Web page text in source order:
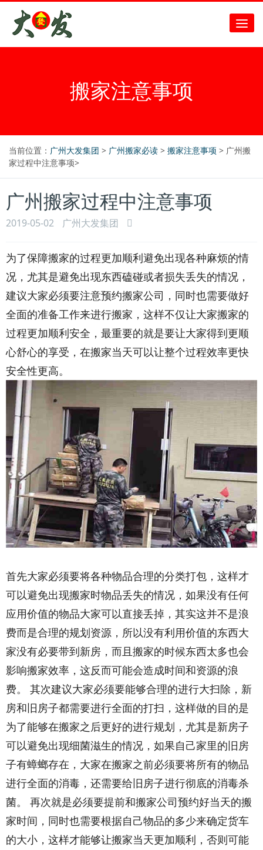
搬家注意事项
当前位置： 广州大发集团 > 广州搬家必读 > 搬家注意事项 > 广州搬
家过程中注意事项>
广州搬家过程中注意事项
2019-05-02 广州大发集团
为了保障搬家的过程更加顺利避免出现各种麻烦的情
况，尤其是避免出现东西磕碰或者损失丢失的情况，
建议大家必须要注意预约搬家公司，同时也需要做好
全面的准备工作来进行搬家，这样不仅让大家搬家的
过程更加顺利安全，最重要的就是要让大家得到更顺
心舒心的享受，在搬家当天可以让整个过程效率更快
安全性更高。
首先大家必须要将各种物品合理的分类打包，这样才
可以避免出现搬家时物品丢失的情况，如果没有任何
应用价值的物品大家可以直接丢掉，其实这并不是浪
费而是合理的规划资源，所以没有利用价值的东西大
家没有必要带到新房，而且搬家的时候东西太多也会
影响搬家效率，这反而可能会造成时间和资源的浪
费。 其次建议大家必须要能够合理的进行大扫除，新
房和旧房子都需要进行全面的打扫，这样做的目的是
为了能够在搬家之后更好的进行规划，尤其是新房子
可以避免出现细菌滋生的情况，如果自己家里的旧房
子有蟑螂存在，大家在搬家之前必须要将所有的物品
进行全面的消毒，还需要给旧房子进行彻底的消毒杀
菌。 再次就是必须要提前和搬家公司预约好当天的搬
家时间，同时也需要根据自己物品的多少来确定货车
的大小，这样才能够让搬家当天更加顺利，否则可能